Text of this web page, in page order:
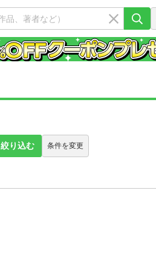
絞り込む 条件を変更